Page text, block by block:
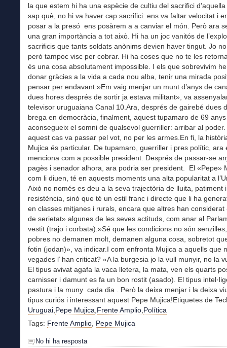
la que estem hi ha una espècie de cultiu del sacrifici
sap què, no hi va haver cap sacrifici: ens va faltar velocitat i
posar a la presó ens posàrem a a canviar el món. Però ara
una gran importància a tot això. Hi ha un joc vanitós de
sacrificis que tants soldats anònims devien haver tingut. Jo
però tampoc visc per cobrar. Hi ha coses que no te les
és una cosa absolutament impossible. I els que sobrevivim
donar gràcies a la vida a cada nou alba, tenir una mirada
pensar per endavant.»Em vaig menjar un munt d’anys de
dues hores després de sortir ja estava militant», va
televisor uruguaiana Canal 10.Ara, després de gairebé dues
brega en democràcia, finalment, aquest tupamaro de 69 anys
aconsegueix el somni de qualsevol guerriller: arribar al
aquest cas va passar pel vot, no per les armes.En fi, la
Mujica és particular. De tupamaro, guerriller i pres polític, ara
menciona com a possible president. Després de passar-se
pagès i senador alhora, ara podria ser president. El «Pepe»
com li diuen, té en aquests moments una alta popularitat a
Això no només es deu a la seva trajectòria de lluita, patiment i
resistència, sinó que té un estil franc i directe que li ha
en classes mitjanes i rurals, encara que altres han considerat
de serietat» algunes de les seves actituds, com anar al
vestit (trajo i corbata).»Sé que les condicions no són
pobres no demanen molt, demanen alguna cosa, sobretot
fotin (jodan)», va indicar.I com enfronta Mujica a aquells que
vegades l’ han criticat? «A la burgesia jo la vull munyir, no la
El tipus avivat agafa la vaca lletera, la mata, ven els quarts
carnisser i damunt es fa un bon rostit (asado). El tipus
pastura i la muny cada dia . Però la deixa menjar i la deixa
tipus curiós i interessant aquest Pepe Mujica!Etiquetes de
Uruguai Pepe Mujica Frente Amplio Política
Tags: Frente Amplio Pepe Mujica
No hi ha resposta